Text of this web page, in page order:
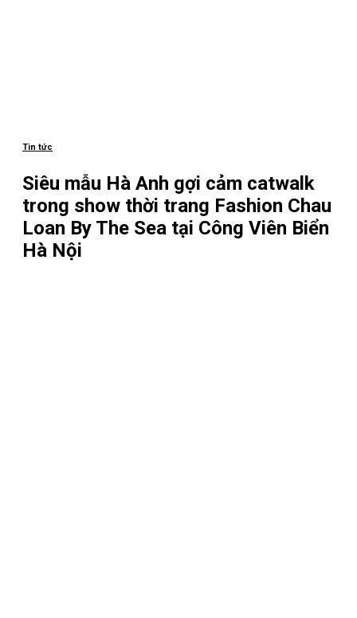
Tin tức
Siêu mẫu Hà Anh gợi cảm catwalk
trong show thời trang Fashion Chau
Loan By The Sea tại Công Viên Biển
Hà Nội